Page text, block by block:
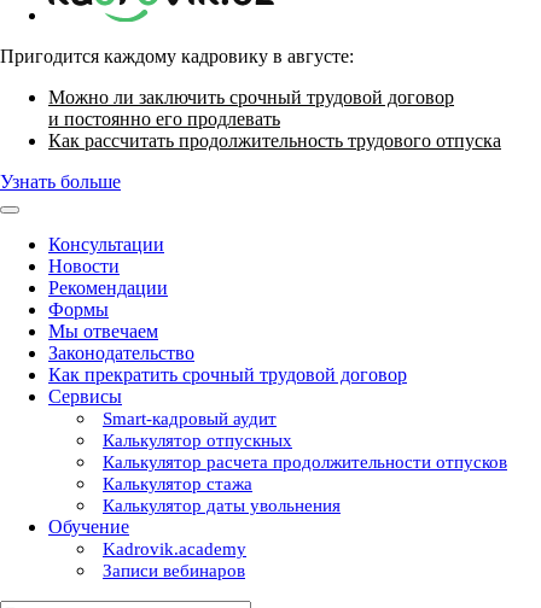
Пригодится каждому кадровику в августе:
Можно ли заключить срочный трудовой договор
и постоянно его продлевать
Как рассчитать продолжительность трудового отпуска
Узнать больше
Консультации
Новости
Рекомендации
Формы
Мы отвечаем
Законодательство
Как прекратить срочный трудовой договор
Сервисы
Smart-кадровый аудит
Калькулятор отпускных
Калькулятор расчета продолжительности отпусков
Калькулятор стажа
Калькулятор даты увольнения
Обучение
Kadrovik.academy
Записи вебинаров